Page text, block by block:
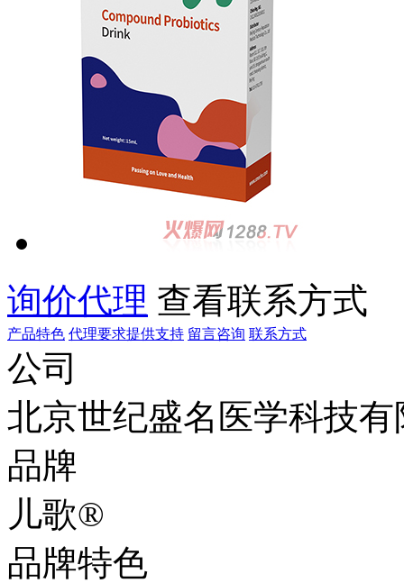
询价代理 查看联系方式
产品特色 代理要求提供支持 留言咨询 联系方式
公司
北京世纪盛名医学科技有
品牌
儿歌®
品牌特色